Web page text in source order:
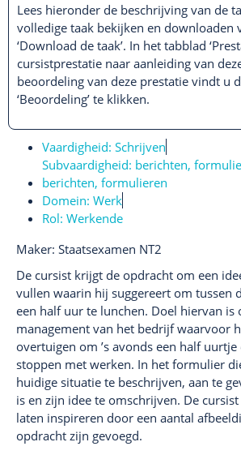
Lees hieronder de beschrijving van de
volledige taak bekijken en downloaden
‘Download de taak’. In het tabblad
cursistprestatie naar aanleiding van
beoordeling van deze prestatie vindt u
‘Beoordeling’ te klikken.
Vaardigheid: Schrijven
Subvaardigheid: berichten,
berichten, formulieren
Domein: Werk
Rol: Werkende
Maker: Staatsexamen NT2
De cursist krijgt de opdracht om een
vullen waarin hij suggereert om tussen
een half uur te lunchen. Doel hiervan is
management van het bedrijf waarvoor
overtuigen om ’s avonds een half
stoppen met werken. In het formulier
huidige situatie te beschrijven, aan te
is en zijn idee te omschrijven. De
laten inspireren door een aantal
opdracht zijn gevoegd.